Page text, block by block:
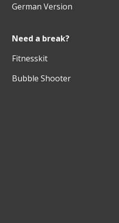
German Version
Need a break?
Fitnesskit
Bubble Shooter